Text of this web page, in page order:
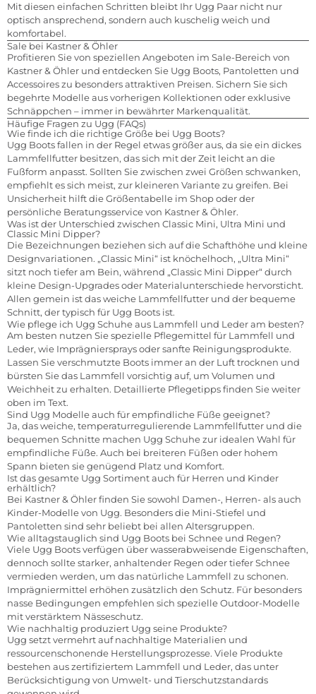
Mit diesen einfachen Schritten bleibt Ihr Ugg Paar nicht nur
optisch ansprechend, sondern auch kuschelig weich und
komfortabel.
Sale bei Kastner & Öhler
Profitieren Sie von speziellen Angeboten im Sale-Bereich von
Kastner & Öhler und entdecken Sie Ugg Boots, Pantoletten und
Accessoires zu besonders attraktiven Preisen. Sichern Sie sich
begehrte Modelle aus vorherigen Kollektionen oder exklusive
Schnäppchen – immer in bewährter Markenqualität.
Häufige Fragen zu Ugg (FAQs)
Wie finde ich die richtige Größe bei Ugg Boots?
Ugg Boots fallen in der Regel etwas größer aus, da sie ein dickes
Lammfellfutter besitzen, das sich mit der Zeit leicht an die
Fußform anpasst. Sollten Sie zwischen zwei Größen schwanken,
empfiehlt es sich meist, zur kleineren Variante zu greifen. Bei
Unsicherheit hilft die Größentabelle im Shop oder der
persönliche Beratungsservice von Kastner & Öhler.
Was ist der Unterschied zwischen Classic Mini, Ultra Mini und
Classic Mini Dipper?
Die Bezeichnungen beziehen sich auf die Schafthöhe und kleine
Designvariationen. „Classic Mini“ ist knöchelhoch, „Ultra Mini“
sitzt noch tiefer am Bein, während „Classic Mini Dipper“ durch
kleine Design-Upgrades oder Materialunterschiede hervorsticht.
Allen gemein ist das weiche Lammfellfutter und der bequeme
Schnitt, der typisch für Ugg Boots ist.
Wie pflege ich Ugg Schuhe aus Lammfell und Leder am besten?
Am besten nutzen Sie spezielle Pflegemittel für Lammfell und
Leder, wie Imprägniersprays oder sanfte Reinigungsprodukte.
Lassen Sie verschmutzte Boots immer an der Luft trocknen und
bürsten Sie das Lammfell vorsichtig auf, um Volumen und
Weichheit zu erhalten. Detaillierte Pflegetipps finden Sie weiter
oben im Text.
Sind Ugg Modelle auch für empfindliche Füße geeignet?
Ja, das weiche, temperaturregulierende Lammfellfutter und die
bequemen Schnitte machen Ugg Schuhe zur idealen Wahl für
empfindliche Füße. Auch bei breiteren Füßen oder hohem
Spann bieten sie genügend Platz und Komfort.
Ist das gesamte Ugg Sortiment auch für Herren und Kinder
erhältlich?
Bei Kastner & Öhler finden Sie sowohl Damen-, Herren- als auch
Kinder-Modelle von Ugg. Besonders die Mini-Stiefel und
Pantoletten sind sehr beliebt bei allen Altersgruppen.
Wie alltagstauglich sind Ugg Boots bei Schnee und Regen?
Viele Ugg Boots verfügen über wasserabweisende Eigenschaften,
dennoch sollte starker, anhaltender Regen oder tiefer Schnee
vermieden werden, um das natürliche Lammfell zu schonen.
Imprägniermittel erhöhen zusätzlich den Schutz. Für besonders
nasse Bedingungen empfehlen sich spezielle Outdoor-Modelle
mit verstärktem Nässeschutz.
Wie nachhaltig produziert Ugg seine Produkte?
Ugg setzt vermehrt auf nachhaltige Materialien und
ressourcenschonende Herstellungsprozesse. Viele Produkte
bestehen aus zertifiziertem Lammfell und Leder, das unter
Berücksichtigung von Umwelt- und Tierschutzstandards